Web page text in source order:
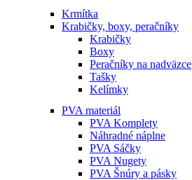
Krmítka
Krabičky, boxy, peračníky
Krabičky
Boxy
Peračníky na nadväzce
Tašky
Kelímky
PVA materiál
PVA Komplety
Náhradné náplne
PVA Sáčky
PVA Nugety
PVA Šnúry a pásky